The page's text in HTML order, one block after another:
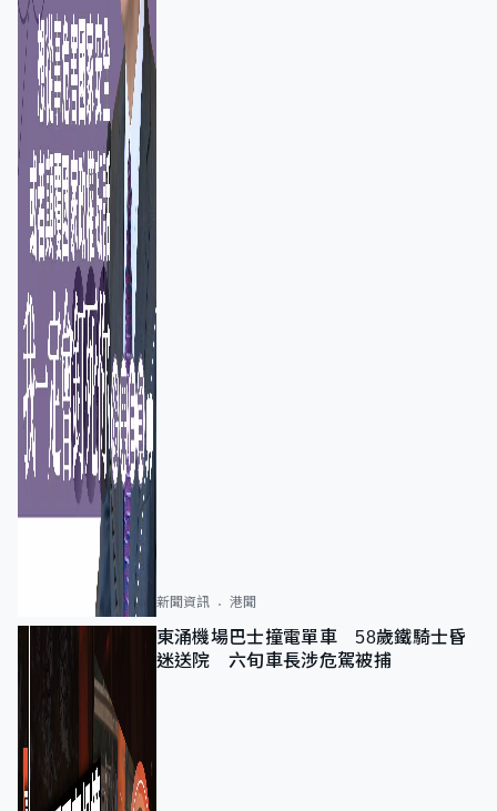
新聞資訊 港聞
東涌機場巴士撞電單車 58歲鐵騎士昏
迷送院 六旬車長涉危駕被捕